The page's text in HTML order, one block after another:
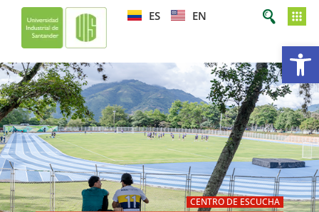
ES EN
CENTRO DE ESCUCHA